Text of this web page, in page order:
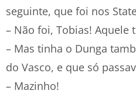
seguinte, que foi nos
– Não foi, Tobias! Aquele
– Mas tinha o Dunga
do Vasco, e que só
– Mazinho!